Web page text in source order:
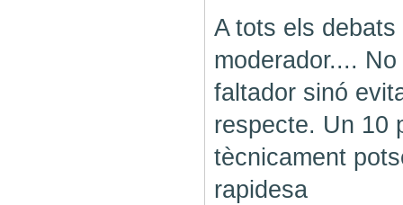
A tots els
moderador....
faltador sinó
respecte. Un 10
tècnicament
rapidesa